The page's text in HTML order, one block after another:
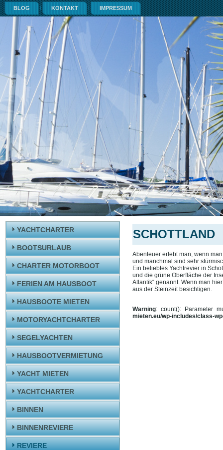
BLOG KONTAKT IMPRESSUM
YACHTCHARTER
BOOTSURLAUB
CHARTER MOTORBOOT
FERIEN AM HAUSBOOT
HAUSBOOTE MIETEN
MOTORYACHTCHARTER
SEGELYACHTEN
HAUSBOOTVERMIETUNG
YACHT MIETEN
YACHTCHARTER
BINNEN
BINNENREVIERE
REVIERE
SCHOTTLAND
Abenteuer erlebt man, wenn
und manchmal sind sehr
Ein beliebtes Yachtrevier in
und die grüne Oberfläche der
Atlantik“ genannt. Wenn man
aus der Steinzeit besichtigen.
Warning: count(): Parameter
mieten.eu/wp-includes/class-